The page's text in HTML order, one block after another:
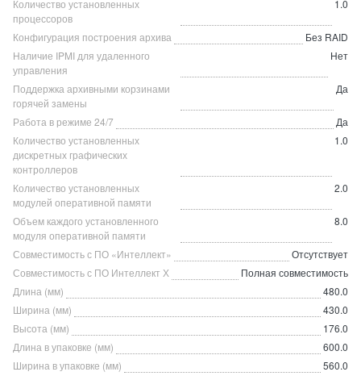
Количество установленных
процессоров
1.0
Конфигурация построения архива
Без RAID
Наличие IPMI для удаленного
управления
Нет
Поддержка архивными корзинами
горячей замены
Да
Работа в режиме 24/7
Да
Количество установленных
дискретных графических
контроллеров
1.0
Количество установленных
модулей оперативной памяти
2.0
Объем каждого установленного
модуля оперативной памяти
8.0
Совместимость с ПО «Интеллект»
Отсутствует
Совместимость с ПО Интеллект Х
Полная совместимость
Длина (мм)
480.0
Ширина (мм)
430.0
Высота (мм)
176.0
Длина в упаковке (мм)
600.0
Ширина в упаковке (мм)
560.0